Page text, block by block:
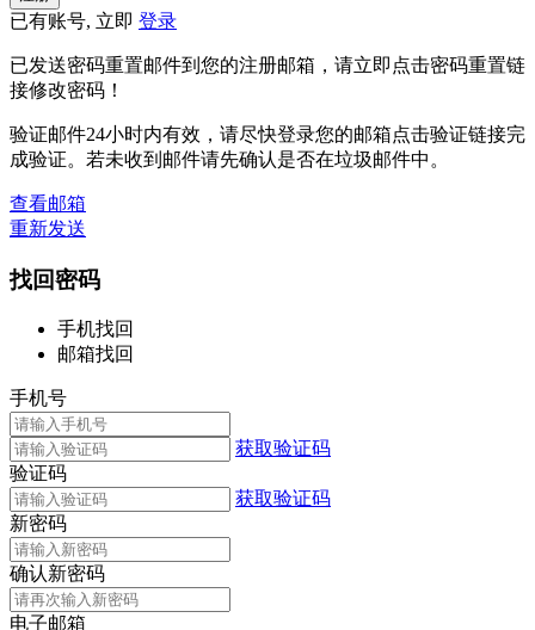
已有账号, 立即 登录
已发送密码重置邮件到您的注册邮箱，请立即点击密码重置链
接修改密码！
验证邮件24小时内有效，请尽快登录您的邮箱点击验证链接完
成验证。若未收到邮件请先确认是否在垃圾邮件中。
查看邮箱
重新发送
找回密码
手机找回
邮箱找回
手机号
获取验证码
验证码
获取验证码
新密码
确认新密码
电子邮箱